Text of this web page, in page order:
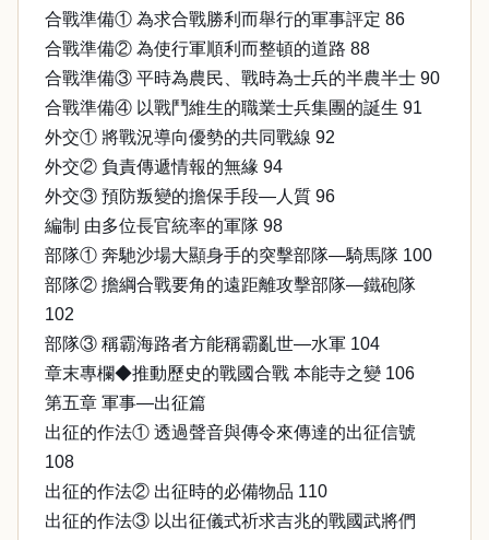
合戰準備① 為求合戰勝利而舉行的軍事評定 86
合戰準備② 為使行軍順利而整頓的道路 88
合戰準備③ 平時為農民、戰時為士兵的半農半士 90
合戰準備④ 以戰鬥維生的職業士兵集團的誕生 91
外交① 將戰況導向優勢的共同戰線 92
外交② 負責傳遞情報的無緣 94
外交③ 預防叛變的擔保手段—人質 96
編制 由多位長官統率的軍隊 98
部隊① 奔馳沙場大顯身手的突擊部隊—騎馬隊 100
部隊② 擔綱合戰要角的遠距離攻擊部隊—鐵砲隊
102
部隊③ 稱霸海路者方能稱霸亂世—水軍 104
章末專欄◆推動歷史的戰國合戰 本能寺之變 106
第五章 軍事—出征篇
出征的作法① 透過聲音與傳令來傳達的出征信號
108
出征的作法② 出征時的必備物品 110
出征的作法③ 以出征儀式祈求吉兆的戰國武將們